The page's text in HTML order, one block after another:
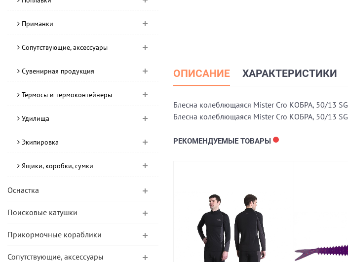
Приманки
Сопутствующие, аксессуары
Сувенирная продукция
Термосы и термоконтейнеры
Удилища
Экипировка
Ящики, коробки, сумки
Оснастка
Поисковые катушки
Прикормочные кораблики
Сопутствующие, аксессуары
ОПИСАНИЕ ХАРАКТЕРИСТИКИ
Блесна колеблющаяся Mister Cro КОБРА, 50/13 SG
Блесна колеблющаяся Mister Cro КОБРА, 50/13 SG
РЕКОМЕНДУЕМЫЕ ТОВАРЫ